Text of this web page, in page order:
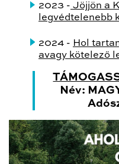
2023 - Jöjjön a
legvédtelenebb
2024 - Hol
avagy kötelező
Név: